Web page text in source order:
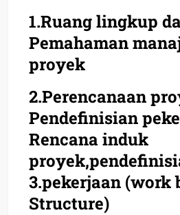
1.Ruang lingkup
Pemahaman
proyek
2.Perencanaan
Pendefinisian
Rencana induk
3.pekerjaan (work
Structure)